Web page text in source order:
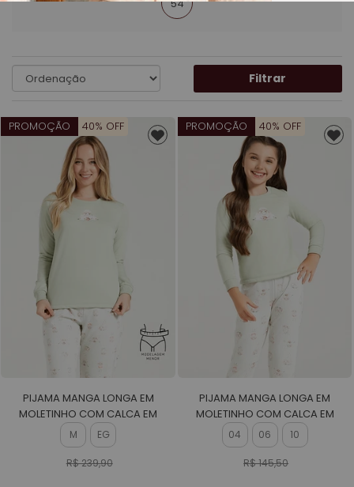
54
Filtrar
PROMOÇÃO 40% OFF
PIJAMA MANGA LONGA EM
MOLETINHO COM CALCA EM
MOLETINHO ROTATIVO FEMININO
M EG
R$ 239,90
PROMOÇÃO 40% OFF
PIJAMA MANGA LONGA EM
MOLETINHO COM CALCA EM
MOLETINHO ROTATIVO FEMININO
04 06 10
R$ 145,50